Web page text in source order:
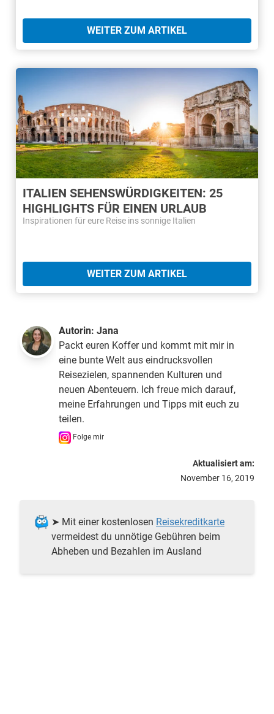
WEITER ZUM ARTIKEL
ITALIEN SEHENSWÜRDIGKEITEN: 25
HIGHLIGHTS FÜR EINEN URLAUB
Inspirationen für eure Reise ins sonnige Italien
WEITER ZUM ARTIKEL
Autorin: Jana
Packt euren Koffer und kommt mit mir in
eine bunte Welt aus eindrucksvollen
Reisezielen, spannenden Kulturen und
neuen Abenteuern. Ich freue mich darauf,
meine Erfahrungen und Tipps mit euch zu
teilen.
Folge mir
Aktualisiert am:
November 16, 2019
➤ Mit einer kostenlosen Reisekreditkarte
vermeidest du unnötige Gebühren beim
Abheben und Bezahlen im Ausland